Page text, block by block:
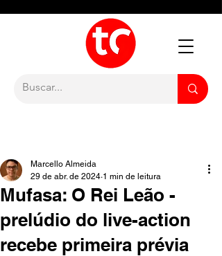
Mufasa: O Rei Leão -
prelúdio do live-action
recebe primeira prévia
Marcello Almeida
29 de abr. de 2024 1 min de leitura